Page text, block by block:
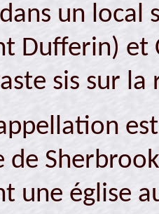
un local
Dufferin) et
sis sur la
de
une église